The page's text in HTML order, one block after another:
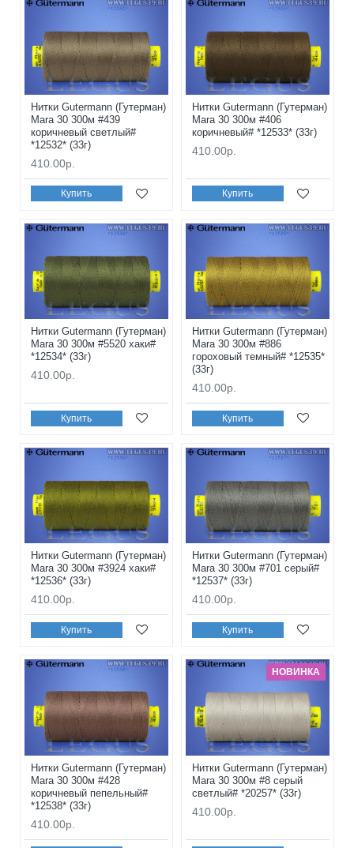
Нитки Gutermann (Гутерман)
Mara 30 300м #439
коричневый светлый#
*12532* (33г)
410.00р.
Купить
Нитки Gutermann (Гутерман)
Mara 30 300м #406
коричневый# *12533* (33г)
410.00р.
Купить
Нитки Gutermann (Гутерман)
Mara 30 300м #5520 хаки#
*12534* (33г)
410.00р.
Купить
Нитки Gutermann (Гутерман)
Mara 30 300м #886
гороховый темный# *12535*
(33г)
410.00р.
Купить
Нитки Gutermann (Гутерман)
Mara 30 300м #3924 хаки#
*12536* (33г)
410.00р.
Купить
Нитки Gutermann (Гутерман)
Mara 30 300м #701 серый#
*12537* (33г)
410.00р.
Купить
Нитки Gutermann (Гутерман)
Mara 30 300м #428
коричневый пепельный#
*12538* (33г)
410.00р.
НОВИНКА
Нитки Gutermann (Гутерман)
Mara 30 300м #8 серый
светлый# *20257* (33г)
410.00р.